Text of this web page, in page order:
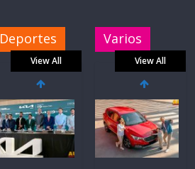
Deportes
View All
Varios
View All